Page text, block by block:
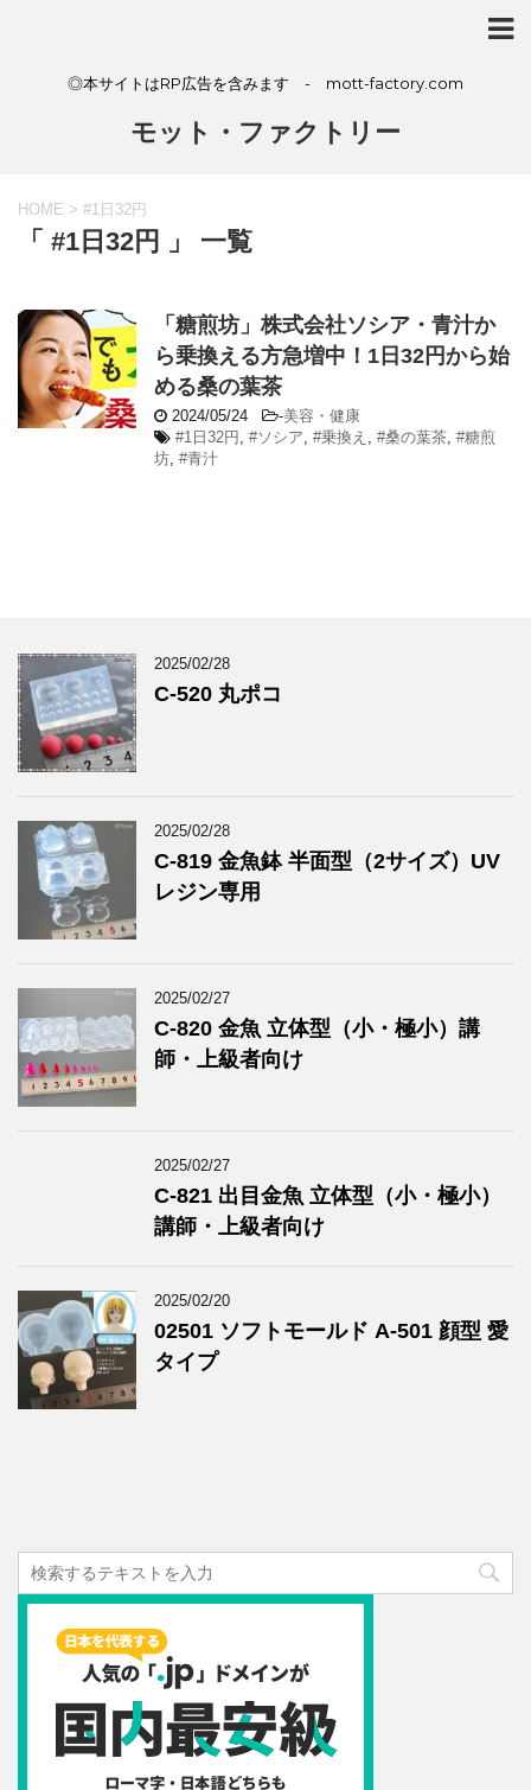
◎本サイトはRP広告を含みます - mott-factory.com
モット・ファクトリー
HOME > #1日32円
「 #1日32円 」 一覧
「糖煎坊」株式会社ソシア・青汁か
ら乗換える方急増中！1日32円から始
める桑の葉茶
2024/05/24 -美容・健康
#1日32円 , #ソシア, #乗換え , #桑の葉茶, #糖煎
坊, #青汁
2025/02/28
C-520 丸ポコ
2025/02/28
C-819 金魚鉢 半面型（2サイズ）UV
レジン専用
2025/02/27
C-820 金魚 立体型（小・極小）講
師・上級者向け
2025/02/27
C-821 出目金魚 立体型（小・極小）
講師・上級者向け
2025/02/20
02501 ソフトモールド A-501 顔型 愛
タイプ